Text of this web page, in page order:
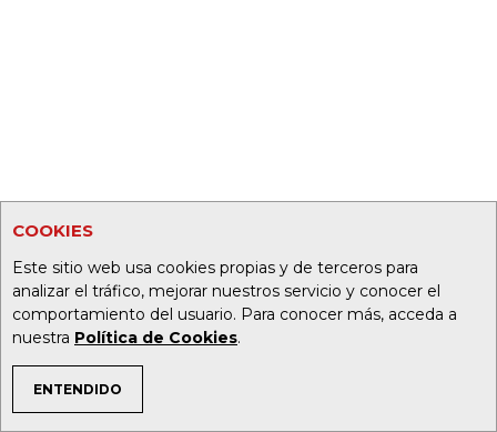
COOKIES
Este sitio web usa cookies propias y de terceros para
analizar el tráfico, mejorar nuestros servicio y conocer el
comportamiento del usuario. Para conocer más, acceda a
nuestra Política de Cookies.
ENTENDIDO
TEMAS DE INTERÉS